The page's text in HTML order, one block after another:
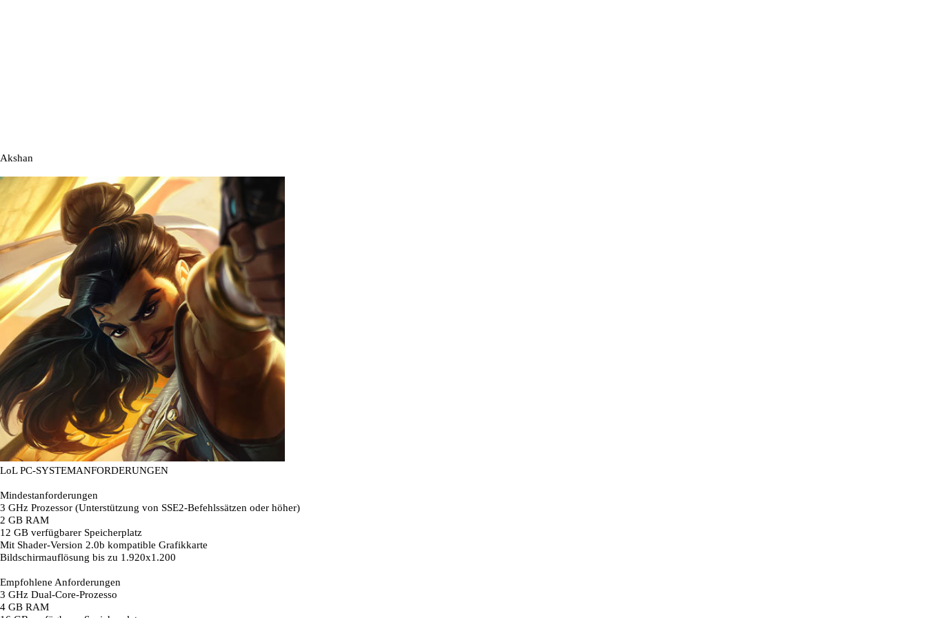
Akshan
LoL PC-SYSTEMANFORDERUNGEN
Mindestanforderungen
3 GHz Prozessor (Unterstützung von SSE2-Befehlssätzen oder höher)
2 GB RAM
12 GB verfügbarer Speicherplatz
Mit Shader-Version 2.0b kompatible Grafikkarte
Bildschirmauflösung bis zu 1.920x1.200
Empfohlene Anforderungen
3 GHz Dual-Core-Prozesso
4 GB RAM